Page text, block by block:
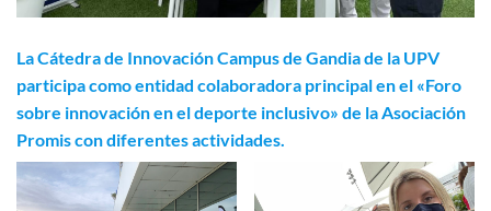
La Cátedra de Innovación Campus de Gandia de la UPV
participa como entidad colaboradora principal en el «Foro
sobre innovación en el deporte inclusivo» de la Asociación
Promis con diferentes actividades.